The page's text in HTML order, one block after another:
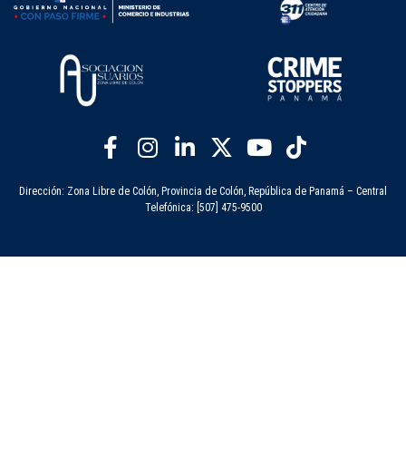
Dirección: Zona Libre de Colón, Provincia de Colón, República de Panamá – Central
Telefónica: [507] 475-9500